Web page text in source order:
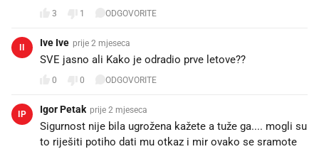
3 1 ODGOVORITE
II Ive Ive prije 2 mjeseca
SVE jasno ali Kako je odradio prve letove??
0 0 ODGOVORITE
IP Igor Petak prije 2 mjeseca
Sigurnost nije bila ugrožena kažete a tuže ga.... mogli su
to riješiti potiho dati mu otkaz i mir ovako se sramote